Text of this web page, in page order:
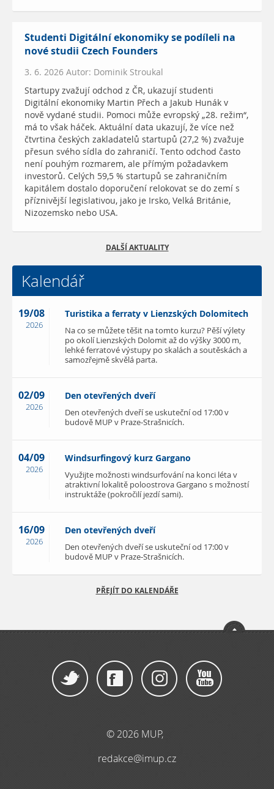
Studenti Digitální ekonomiky se podíleli na
nové studii Czech Founders
3. 6. 2026 Autor: Dominik Stroukal
Startupy zvažují odchod z ČR, ukazují studenti
Digitální ekonomiky Martin Přech a Jakub Hunák v
nově vydané studii. Pomoci může evropský „28. režim“,
má to však háček. Aktuální data ukazují, že více než
čtvrtina českých zakladatelů startupů (27,2 %) zvažuje
přesun svého sídla do zahraničí. Tento odchod často
není pouhým rozmarem, ale přímým požadavkem
investorů. Celých 59,5 % startupů se zahraničním
kapitálem dostalo doporučení relokovat se do zemí s
příznivější legislativou, jako je Irsko, Velká Británie,
Nizozemsko nebo USA.
DALŠÍ AKTUALITY
Kalendář
19/08
2026
Turistika a ferraty v Lienzských Dolomitech
Na co se můžete těšit na tomto kurzu? Pěší výlety
po okolí Lienzských Dolomit až do výšky 3000 m,
lehké ferratové výstupy po skalách a soutěskách a
samozřejmě skvělá parta.
02/09
2026
Den otevřených dveří
Den otevřených dveří se uskuteční od 17:00 v
budově MUP v Praze-Strašnicích.
04/09
2026
Windsurfingový kurz Gargano
Využijte možnosti windsurfování na konci léta v
atraktivní lokalitě poloostrova Gargano s možností
instruktáže (pokročilí jezdí sami).
16/09
2026
Den otevřených dveří
Den otevřených dveří se uskuteční od 17:00 v
budově MUP v Praze-Strašnicích.
PŘEJÍT DO KALENDÁŘE
© 2026 MUP,
redakce@imup.cz